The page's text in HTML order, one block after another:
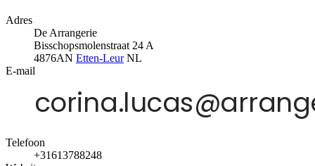
Adres
De Arrangerie
Bisschopsmolenstraat 24 A
4876AN Etten-LeurNL
E-mail
Telefoon
+31613788248